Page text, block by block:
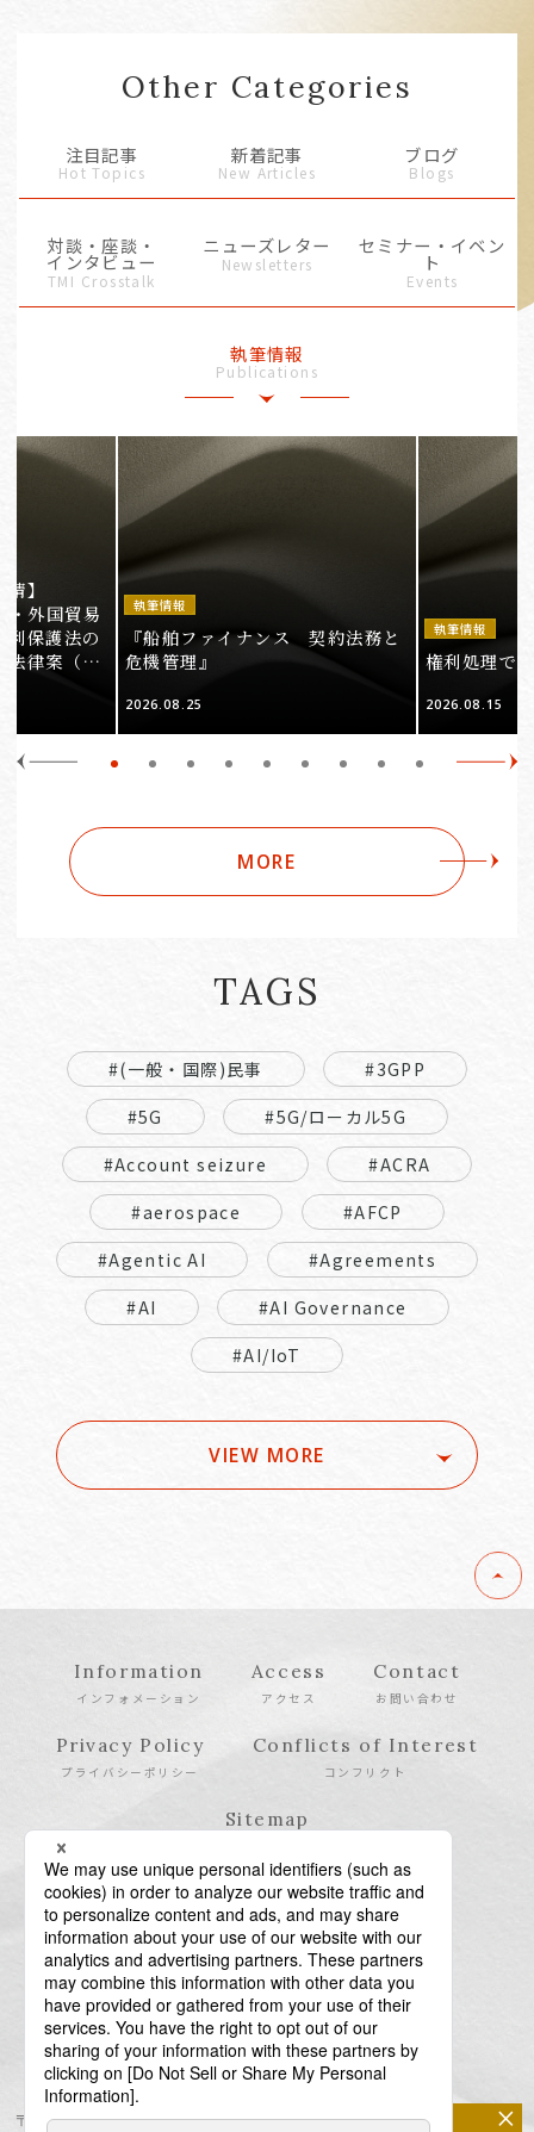
Other Categories
注目記事
Hot Topics
新着記事
New Articles
ブログ
Blogs
対談・座談・
インタビュー
TMI Crosstalk
ニューズレター
Newsletters
セミナー・イベン
ト
Events
執筆情報
Publications
】
外国貿易
利保護法の
法律案（そ
執筆情報
『船舶ファイナンス 契約法務と
危機管理』
2026.08.25
執筆情報
権利処理で
2026.08.15
MORE
TAGS
#(一般・国際)民事
#3GPP
#5G
#5G/ローカル5G
#Account seizure
#ACRA
#aerospace
#AFCP
#Agentic AI
#Agreements
#AI
#AI Governance
#AI/IoT
VIEW MORE
Information
インフォメーション
Access
アクセス
Contact
お問い合わせ
Privacy Policy
プライバシーポリシー
Conflicts of Interest
コンフリクト
Sitemap
〒106-6123 東京都港区六本木6-10-1 六本木ヒルズ森タワー23
×